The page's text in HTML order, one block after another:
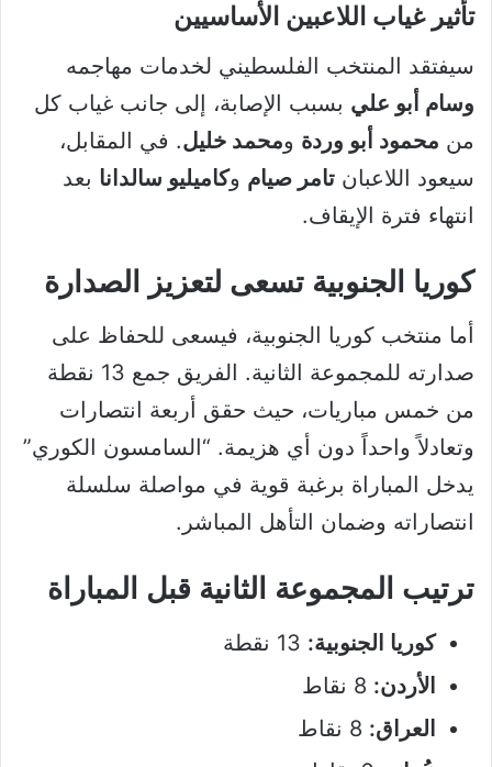
تأثير غياب اللاعبين الأساسيين
سيفتقد المنتخب الفلسطيني لخدمات مهاجمه
وسام أبو علي بسبب الإصابة، إلى جانب غياب كل
من محمود أبو وردة ومحمد خليل. في المقابل،
سيعود اللاعبان تامر صيام وكاميليو سالدانا بعد
انتهاء فترة الإيقاف.
كوريا الجنوبية تسعى لتعزيز الصدارة
أما منتخب كوريا الجنوبية، فيسعى للحفاظ على
صدارته للمجموعة الثانية. الفريق جمع 13 نقطة
من خمس مباريات، حيث حقق أربعة انتصارات
وتعادلاً واحداً دون أي هزيمة. “السامسون الكوري”
يدخل المباراة برغبة قوية في مواصلة سلسلة
انتصاراته وضمان التأهل المباشر.
ترتيب المجموعة الثانية قبل المباراة
كوريا الجنوبية:
الأردن:
العراق: